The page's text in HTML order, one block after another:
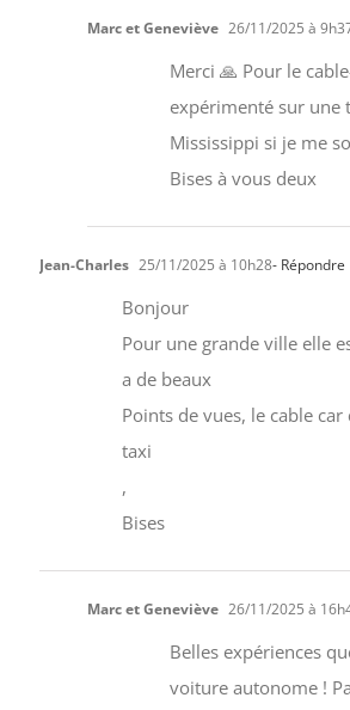
Marc et Geneviève 26/11/2025 à
Merci 🙏 Pour le
expérimenté sur une
Mississippi si je me
Bises à vous deux
Jean-Charles 25/11/2025 à 10h28- Répondre
Bonjour
Pour une grande ville elle
a de beaux
Points de vues, le cable car
taxi
,
Bises
Marc et Geneviève 26/11/2025 à
Belles expériences
voiture autonome !